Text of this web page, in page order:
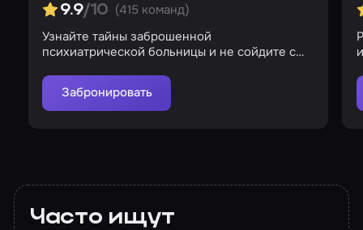
9.9/10 (415 команд)
Узнайте тайны заброшенной
психиатрической больницы и не сойдите с
Забронировать
Часто ищут